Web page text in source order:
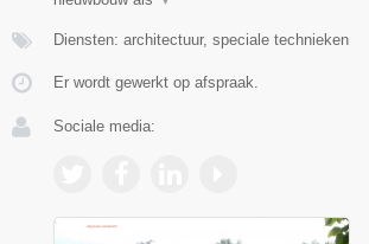
Diensten: architectuur, speciale technieken
Er wordt gewerkt op afspraak.
Sociale media: